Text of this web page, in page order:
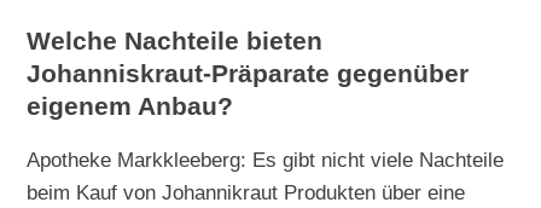
Welche Nachteile bieten
Johanniskraut-Präparate gegenüber
eigenem Anbau?
Apotheke Markkleeberg: Es gibt nicht viele Nachteile
beim Kauf von Johannikraut Produkten über eine